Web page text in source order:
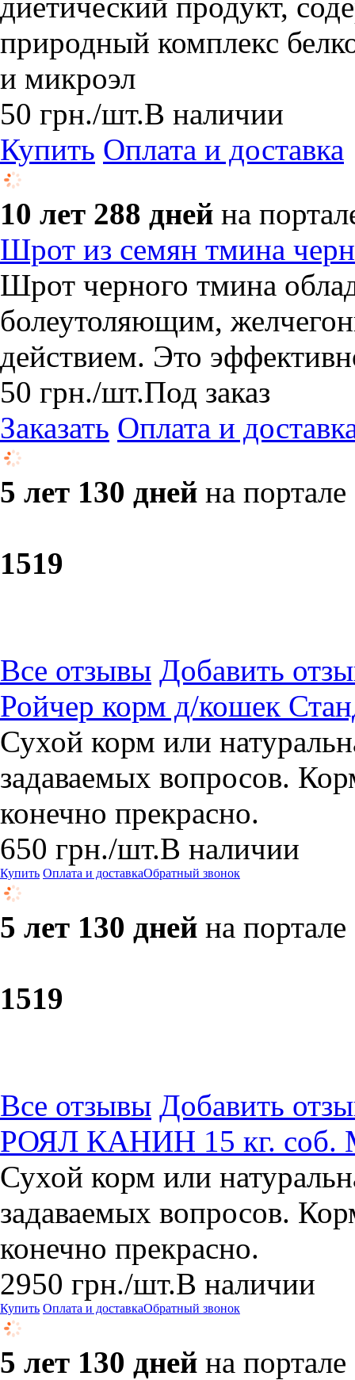
природный комплекс
и микроэл
50 грн./шт.В наличии
Купить Оплата и доставка
10 лет 288 дней на
Шрот из семян тмина
Шрот черного тмина
болеутоляющим,
действием. Это
50 грн./шт.Под заказ
Заказать Оплата и
5 лет 130 дней на портале
1519
Все отзывы Добавить
Ройчер корм д/кошек
Сухой корм или
задаваемых вопросов.
конечно прекрасно.
650 грн./шт.В наличии
Купить Оплата и доставкаОбратный звонок
5 лет 130 дней на портале
1519
Все отзывы Добавить
РОЯЛ КАНИН 15 кг. соб.
Сухой корм или
задаваемых вопросов.
конечно прекрасно.
2950 грн./шт.В наличии
Купить Оплата и доставкаОбратный звонок
5 лет 130 дней на портале